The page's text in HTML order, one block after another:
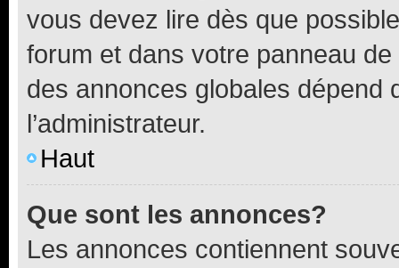
vous devez lire dès que
forum et dans votre panneau
des annonces globales dépend
l’administrateur.
Haut
Que sont les annonces?
Les annonces contiennent